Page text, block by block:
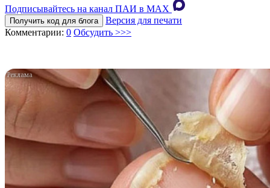
Подписывайтесь на канал ПАИ в MAХ
Получить код для блога
Версия для печати
Комментарии: 0 Обсудить >>>